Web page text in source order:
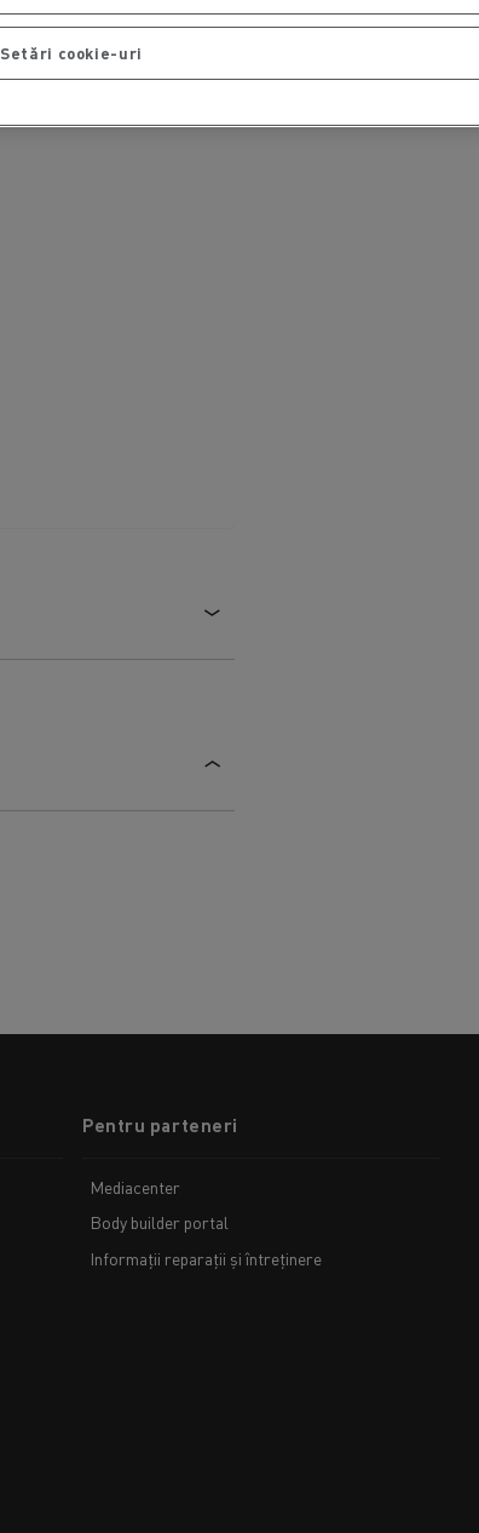
Pentru parteneri
Mediacenter
Body builder portal
Informații reparații și întreținere
Setări cookie-uri